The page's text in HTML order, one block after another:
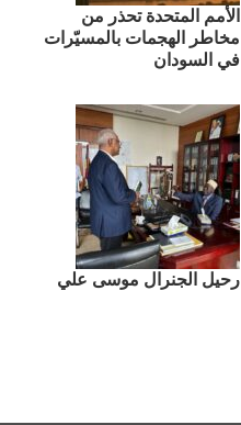
الأمم المتحدة تحذر من
مخاطر الهجمات بالمسيّرات
في السودان
رحيل الجنرال موسى علي